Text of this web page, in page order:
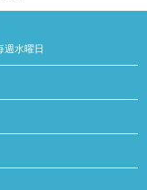
週水曜日